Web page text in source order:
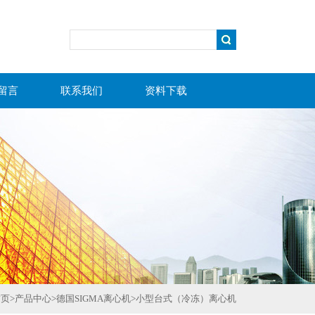
言 联系我们 资料下载
>产品中心>德国SIGMA离心机>小型台式（冷冻）离心机